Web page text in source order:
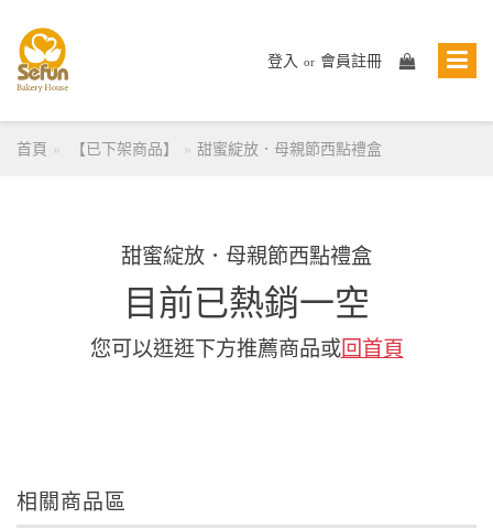
登入 or 會員註冊
首頁 【已下架商品】 甜蜜綻放．母親節西點禮盒
甜蜜綻放．母親節西點禮盒
目前已熱銷一空
您可以逛逛下方推薦商品或回首頁
相關商品區